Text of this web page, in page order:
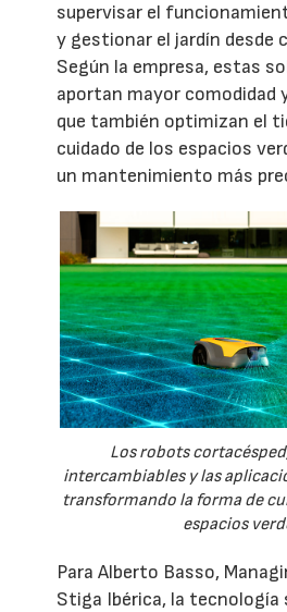
supervisar el
y gestionar el jardín desde
Según la empresa, estas
aportan mayor comodidad
que también optimizan el
cuidado de los espacios
un mantenimiento más
Los robots
intercambiables y las
transformando la forma de
espacios
Para Alberto Basso,
Stiga Ibérica, la tecnología